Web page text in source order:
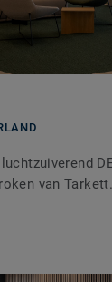
van Tarkett.